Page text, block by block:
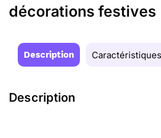
décorations festives
Description Caractéristiques
Description